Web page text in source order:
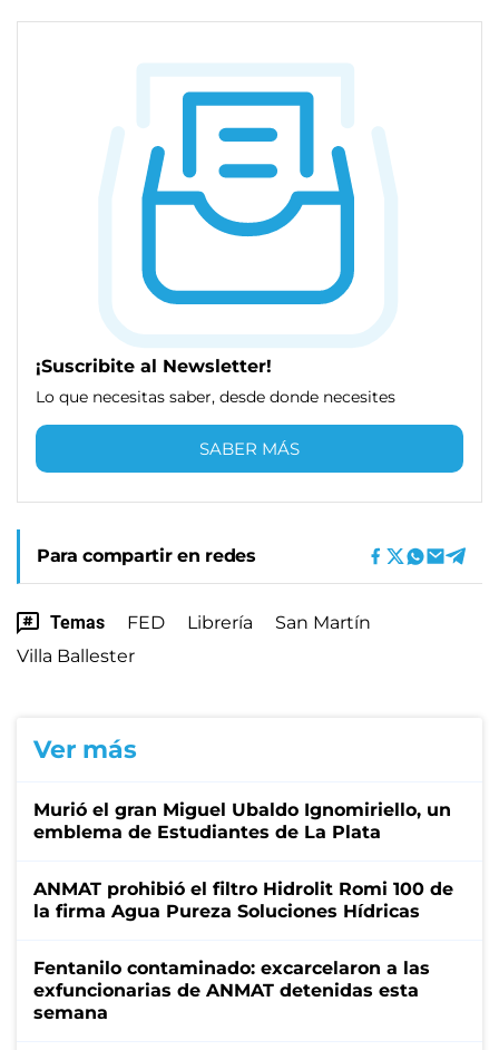
¡Suscribite al Newsletter!
Lo que necesitas saber, desde donde necesites
SABER MÁS
Para compartir en redes
Temas FED Librería
San Martín
Villa Ballester
Ver más
Murió el gran Miguel Ubaldo Ignomiriello, un
emblema de Estudiantes de La Plata
ANMAT prohibió el filtro Hidrolit Romi 100 de
la firma Agua Pureza Soluciones Hídricas
Fentanilo contaminado: excarcelaron a las
exfuncionarias de ANMAT detenidas esta
semana